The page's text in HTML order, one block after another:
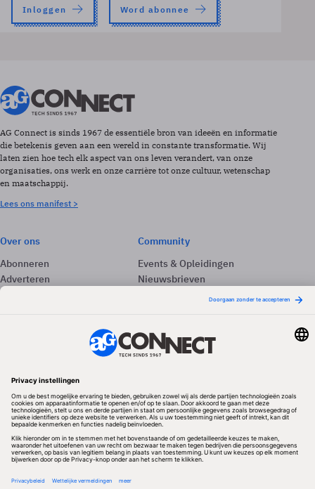
Inloggen Word abonnee
AG Connect is sinds 1967 de essentiële bron van ideeën en informatie
die betekenis geven aan een wereld in constante transformatie. Wij
laten zien hoe tech elk aspect van ons leven verandert, van onze
organisaties, ons werk en onze carrière tot onze cultuur, wetenschap
en maatschappij.
Lees ons manifest >
Over ons
Abonneren
Adverteren
Community
Events & Opleidingen
Nieuwsbrieven
Redactionele partner